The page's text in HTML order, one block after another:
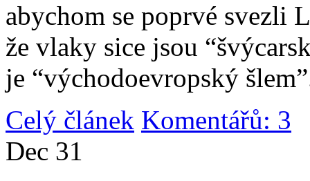
abychom se poprvé svezli
že vlaky sice jsou
je “východoevropský
Celý článek Komentářů: 3
Dec 31